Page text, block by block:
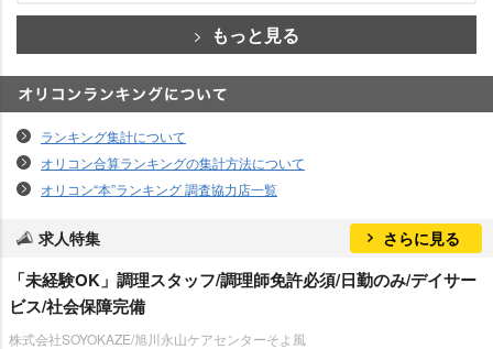
もっと見る
ランキング集計について
オリコン合算ランキングの集計方法について
オリコン“本”ランキング 調査協力店一覧
求人特集 さらに見る
「未経験OK」調理スタッフ/調理師免許必須/日勤のみ/デイサー
ビス/社会保障完備
株式会社SOYOKAZE/旭川永山ケアセンターそよ風